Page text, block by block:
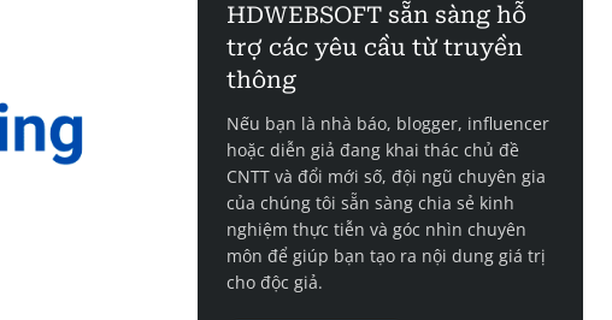
HDWEBSOFT sẵn sàng hỗ
trợ các yêu cầu từ truyền
thông
Nếu bạn là nhà báo, blogger, influencer
hoặc diễn giả đang khai thác chủ đề
CNTT và đổi mới số, đội ngũ chuyên gia
của chúng tôi sẵn sàng chia sẻ kinh
nghiệm thực tiễn và góc nhìn chuyên
môn để giúp bạn tạo ra nội dung giá trị
cho độc giả.